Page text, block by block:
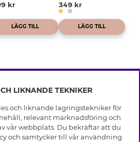
kr
LÄGG TILL
349 kr
LÄGG TILL
INFO
Leverans
Villkor
OM GLITTER
Black Friday
LIKNANDE TEKNIKER
och liknande lagringstekniker för
relevant marknadsföring och
vår webbplats. Du bekräftar att du
och samtycker till vår användning